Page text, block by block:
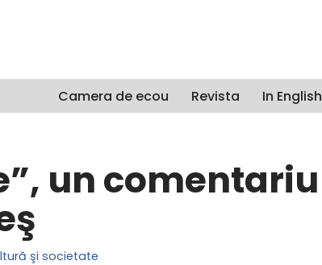
Camera de ecou Revista In English
un comentariu
şi societate